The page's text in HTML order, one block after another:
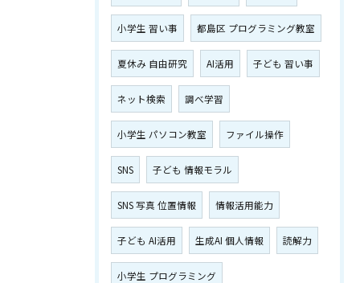
小学生 習い事 都島区 プログラミング教室
夏休み 自由研究 AI活用 子ども 習い事
ネット検索 調べ学習
小学生 パソコン教室 ファイル操作
SNS 子ども 情報モラル
SNS 写真 位置情報 情報活用能力
子ども AI活用 生成AI 個人情報 読解力
小学生 プログラミング